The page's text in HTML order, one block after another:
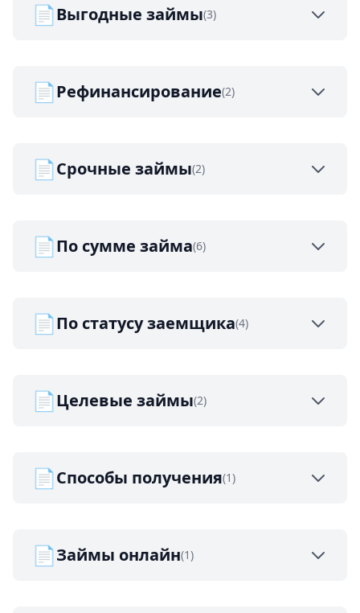
📄Выгодные займы(3)
📄Рефинансирование(2)
📄Срочные займы(2)
📄По сумме займа(6)
📄По статусу заемщика(4)
📄Целевые займы(2)
📄Способы получения(1)
📄Займы онлайн(1)